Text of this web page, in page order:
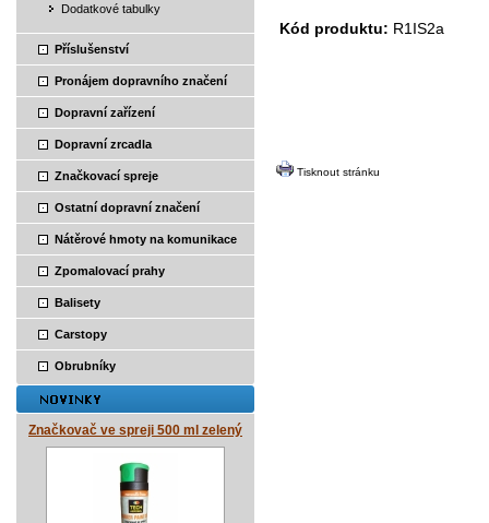
Dodatkové tabulky
Příslušenství
Pronájem dopravního značení
Dopravní zařízení
Dopravní zrcadla
Značkovací spreje
Ostatní dopravní značení
Nátěrové hmoty na komunikace
Zpomalovací prahy
Balisety
Carstopy
Obrubníky
Značkovač ve spreji 500 ml zelený
Kód produktu: R1IS2a
Tisknout stránku